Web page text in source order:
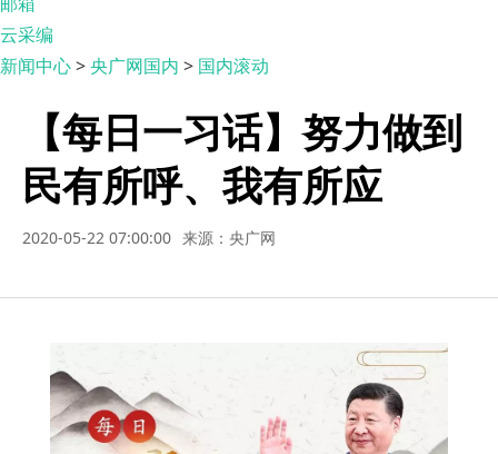
云采编
新闻中心>央广网国内 > 国内滚动
【每日一习话】努力做到
民有所呼、我有所应
2020-05-22 07:00:00 来源：央广网